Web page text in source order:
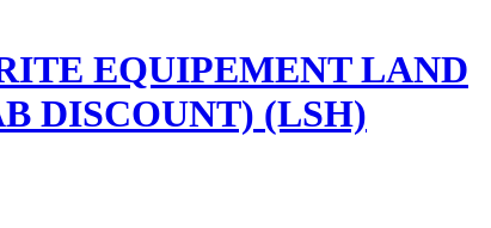
EQUIPEMENT LAND
DISCOUNT) (LSH)